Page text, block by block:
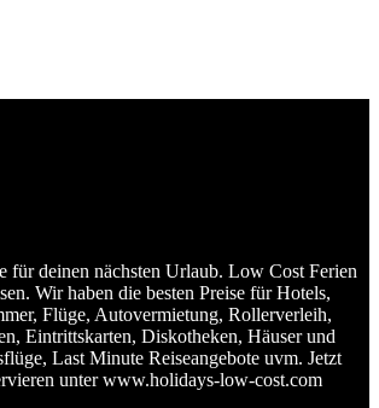
für deinen nächsten Urlaub. Low Cost Ferien
Wir haben die besten Preise für Hotels,
Flüge, Autovermietung, Rollerverleih,
Eintrittskarten, Diskotheken, Häuser und
Last Minute Reiseangebote uvm. Jetzt
unter www.holidays-low-cost.com